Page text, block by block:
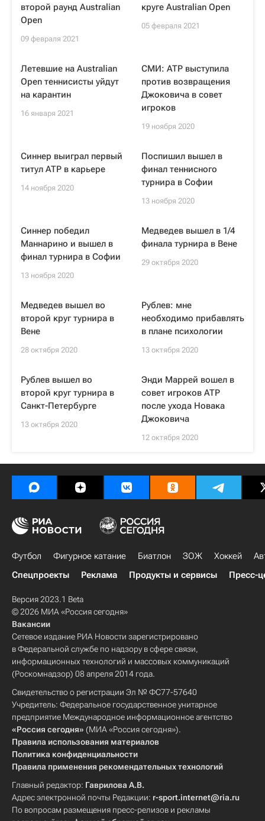
второй раунд Australian
Open
09 февраля 2021
круге Australian Open
05 февраля 2021
Летевшие на Australian
Open теннисисты уйдут
на карантин
16 января 2021
СМИ: ATP выступила
против возвращения
Джоковича в совет
игроков
19 ноября 2020
Синнер выиграл первый
титул ATP в карьере
14 ноября 2020
Поспишил вышел в
финал теннисного
турнира в Софии
13 ноября 2020
Синнер победил
Маннарино и вышел в
финал турнира в Софии
13 ноября 2020
Медведев вышел в 1/4
финала турнира в Вене
29 октября 2020
Медведев вышел во
второй круг турнира в
Вене
28 октября 2020
Рублев: мне
необходимо прибавлять
в плане психологии
13 октября 2020
Рублев вышел во
второй круг турнира в
Санкт-Петербурге
13 октября 2020
Энди Маррей вошел в
совет игроков ATP
после ухода Новака
Джоковича
12 октября 2020
Футбол Фигурное катание Биатлон ЗОЖ Хоккей
Спецпроекты
Реклама Продукты и сервисы Пресс-
Версия 2023.1 Beta
© 2026 МИА «Россия сегодня»
Вакансии
Сетевое издание РИА Новости зарегистрировано
в Федеральной службе по надзору в сфере связи,
информационных технологий и массовых коммуникаций
(Роскомнадзор) 08 апреля 2014 года.
Свидетельство о регистрации Эл № ФС77-57640
Учредитель: Федеральное государственное унитарное
предприятие Международное информационное агентство
«Россия сегодня» (МИА «Россия сегодня»).
Правила использования материалов
Политика конфиденциальности
Правила применения рекомендательных технологий
Главный редактор: Гаврилова А.В.
Адрес электронной почты Редакции: r-sport.internet@ria.ru
По вопросам размещения пресс-релизов и рекламы